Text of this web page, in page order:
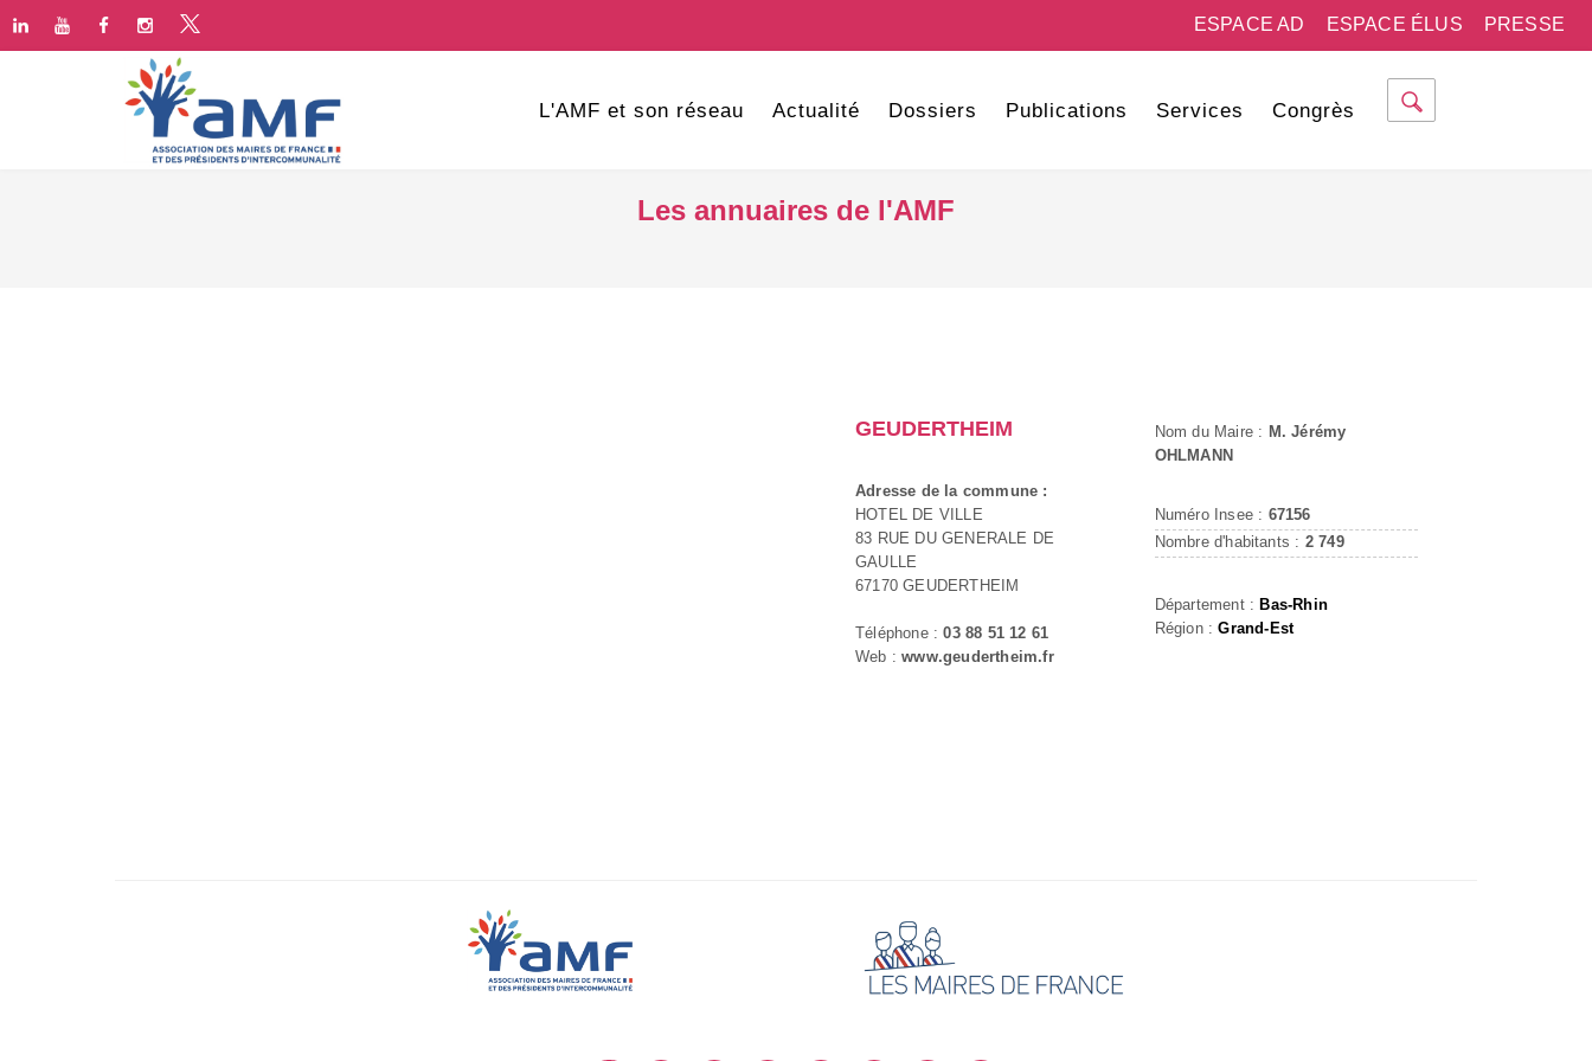
PRESSE
ESPACE ÉLUS
ESPACE AD
L'AMF et son réseau Actualité Dossiers Publications Services Congrès
Les annuaires de l'AMF
GEUDERTHEIM
Adresse de la commune :
HOTEL DE VILLE
83 RUE DU GENERALE DE
GAULLE
67170 GEUDERTHEIM
Téléphone :03 88 51 12 61
Web :www.geudertheim.fr
Nom du Maire : M. Jérémy
OHLMANN
Numéro Insee : 67156
Nombre d'habitants : 2 749
Département : Bas-Rhin
Région :Grand-Est